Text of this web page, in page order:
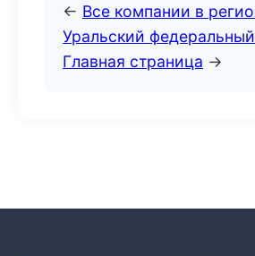
← Все компании в
Уральский
Главная страница →